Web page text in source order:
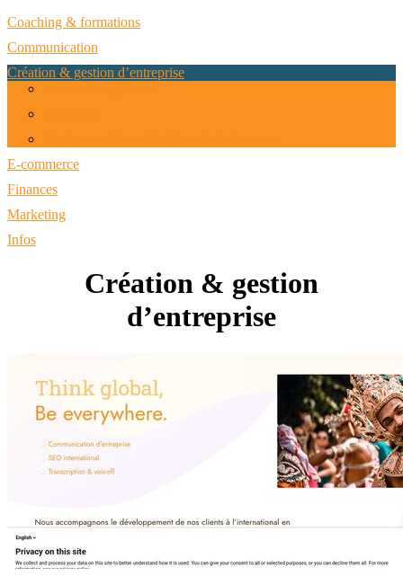
Coaching & formations
Communication
Création & gestion d’entreprise
E-commerce
Finances
Marketing
Infos
Création & gestion
d’entreprise